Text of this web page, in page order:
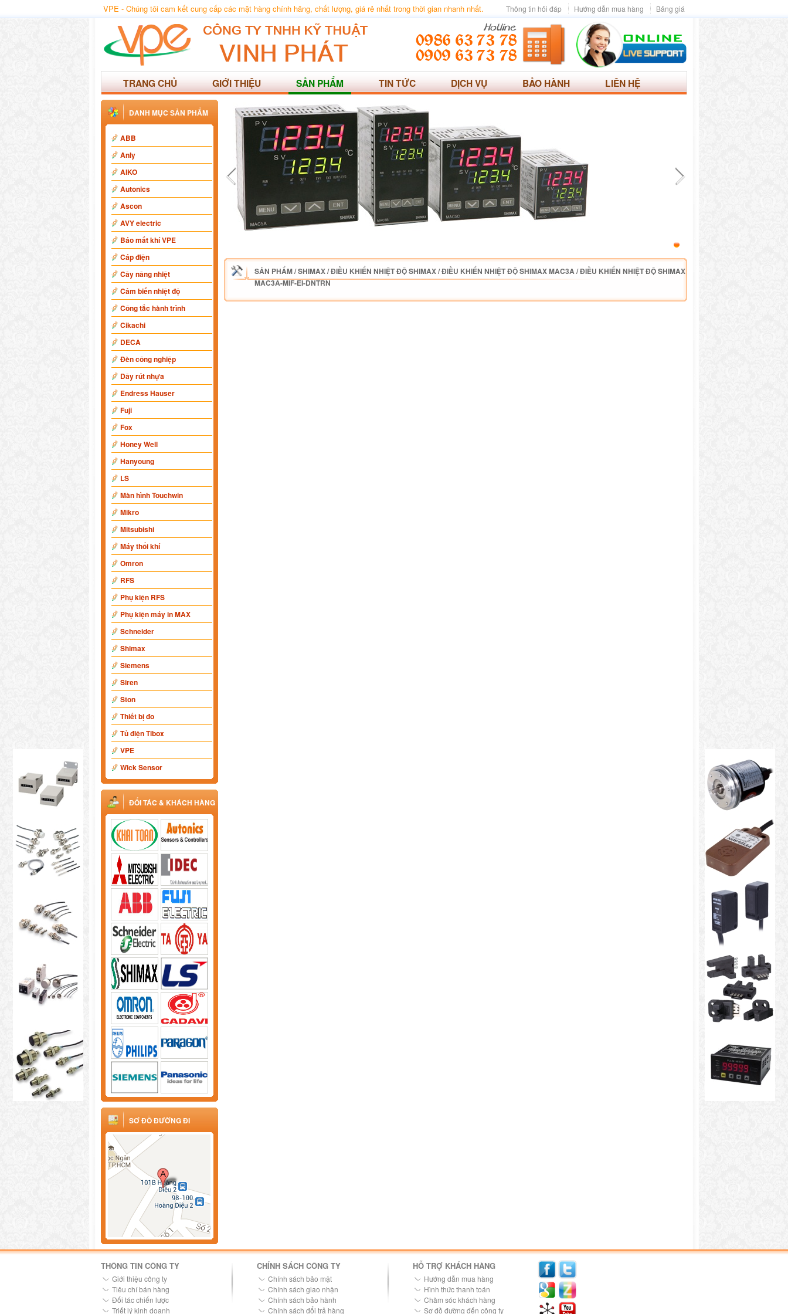
VPE - Chúng tôi cam kết cung cấp các mặt hàng chính hãng, chất lượng, giá rẻ nhất trong thời gian nhanh nhất. Bảng giá
Hướng dẫn mua hàng
Thông tin hỏi đáp
TRANG CHỦ GIỚI THIỆU SẢN PHẨM TIN TỨC DỊCH VỤ BẢO HÀNH LIÊN HỆ
DANH MỤC SẢN PHẨM
ABB
Anly
AIKO
Autonics
Ascon
AVY electric
Báo mất khí VPE
Cáp điện
Cây nâng nhiệt
Cảm biến nhiệt độ
Công tắc hành trình
Cikachi
DECA
Đèn công nghiệp
Dây rút nhựa
Endress Hauser
Fuji
Fox
Honey Well
Hanyoung
LS
Màn hình Touchwin
Mikro
Mitsubishi
Máy thổi khí
Omron
RFS
Phụ kiện RFS
Phụ kiện máy in MAX
Schneider
Shimax
Siemens
Siren
Ston
Thiết bị đo
Tủ điện Tibox
VPE
Wick Sensor
ĐỐI TÁC & KHÁCH HÀNG
SƠ ĐỒ ĐƯỜNG ĐI
SẢN PHẨM/SHIMAX/ĐIỀU KHIỂN NHIỆT ĐỘ SHIMAX/ĐIỀU KHIỂN NHIỆT ĐỘ SHIMAX MAC3A/ĐIỀU KHIỂN NHIỆT ĐỘ SHIMAX
MAC3A-MIF-EI-DNTRN
THÔNG TIN CÔNG TY
Giới thiệu công ty
Tiêu chí bán hàng
Đối tác chiến lược
Triết lý kinh doanh
CHÍNH SÁCH CÔNG TY
Chính sách bảo mật
Chính sách giao nhận
Chính sách bảo hành
Chính sách đổi trả hàng
HỖ TRỢ KHÁCH HÀNG
Hướng dẫn mua hàng
Hình thức thanh toán
Chăm sóc khách hàng
Sơ đồ đường đến công ty